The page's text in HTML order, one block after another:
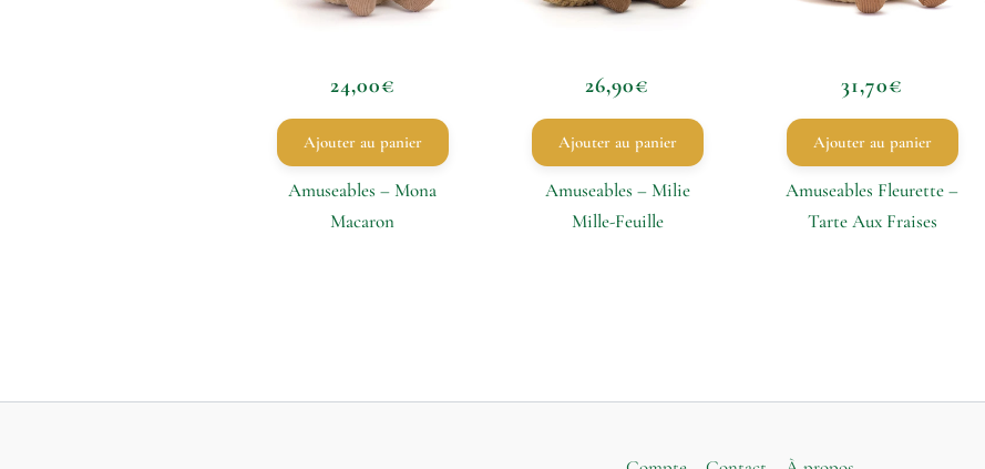
24,00€
Ajouter au panier
Amuseables – Mona
Macaron
26,90€
Ajouter au panier
Amuseables – Milie
Mille-Feuille
31,70€
Ajouter au panier
Amuseables Fleurette –
Tarte Aux Fraises